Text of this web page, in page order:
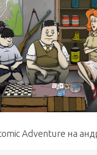
Adventure на